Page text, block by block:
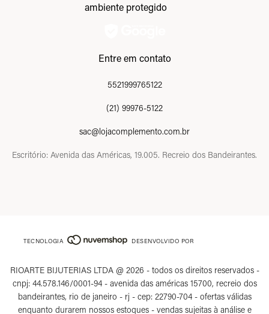
ambiente protegido
Entre em contato
5521999765122
(21) 99976-5122
sac@lojacomplemento.com.br
Escritório: Avenida das Américas, 19.005. Recreio dos Bandeirantes.
TECNOLOGIA DESENVOLVIDO POR
RIOARTE BIJUTERIAS LTDA @ 2026 - todos os direitos reservados -
cnpj: 44.578.146/0001-94 - avenida das américas 15700, recreio dos
bandeirantes, rio de janeiro - rj - cep: 22790-704 - ofertas válidas
enquanto durarem nossos estoques - vendas sujeitas à análise e